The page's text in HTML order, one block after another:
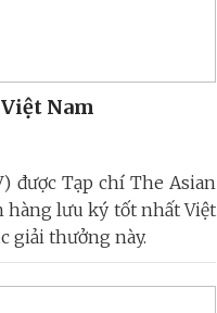
Nam
được Tạp chí The Asian
hàng lưu ký tốt nhất Việt
giải thưởng này.